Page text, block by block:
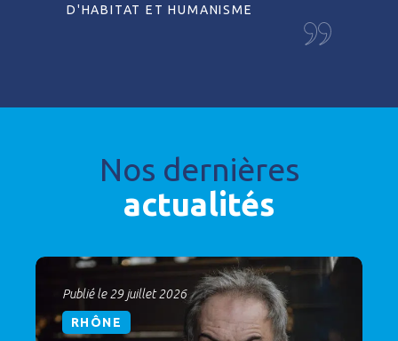
D'HABITAT ET HUMANISME
Nos dernières
actualités
Publié le 29 juillet 2026
RHÔNE